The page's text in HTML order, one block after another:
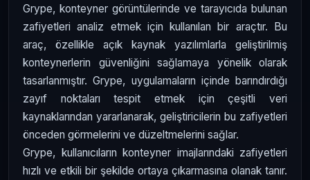
Grype, konteyner görüntülerinde ve tarayıcıda bulunan
zafiyetleri analiz etmek için kullanılan bir araçtır. Bu
araç, özellikle açık kaynak yazılımlarla geliştirilmiş
konteynerlerin güvenliğini sağlamaya yönelik olarak
tasarlanmıştır. Grype, uygulamaların içinde barındırdığı
zayıf noktaları tespit etmek için çeşitli veri
kaynaklarından yararlanarak, geliştiricilerin bu zafiyetleri
önceden görmelerini ve düzeltmelerini sağlar.
Grype, kullanıcıların konteyner imajlarındaki zafiyetleri
hızlı ve etkili bir şekilde ortaya çıkarmasına olanak tanır.